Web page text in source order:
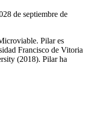
28 de septiembre de
Pilar es
Francisco de Vitoria
(2018). Pilar ha